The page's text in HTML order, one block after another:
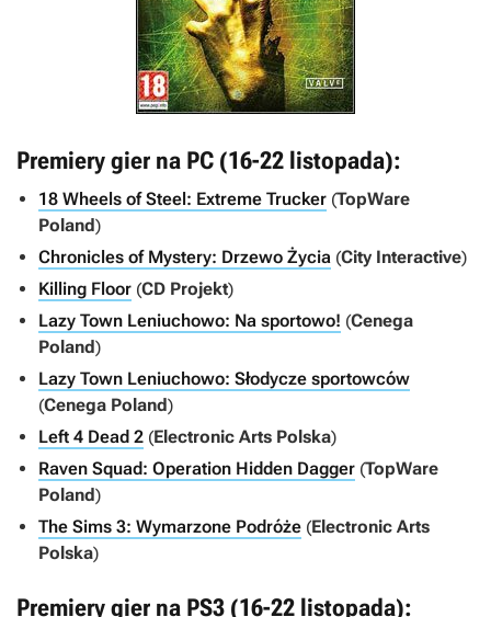
Premiery gier na PC (16-22 listopada):
18 Wheels of Steel: Extreme Trucker (TopWare
Poland)
Chronicles of Mystery: Drzewo Życia (City Interactive)
Killing Floor (CD Projekt)
Lazy Town Leniuchowo: Na sportowo! (Cenega
Poland)
Lazy Town Leniuchowo: Słodycze sportowców
(Cenega Poland)
Left 4 Dead 2 (Electronic Arts Polska)
Raven Squad: Operation Hidden Dagger (TopWare
Poland)
The Sims 3: Wymarzone Podróże (Electronic Arts
Polska)
Premiery gier na PS3 (16-22 listopada):